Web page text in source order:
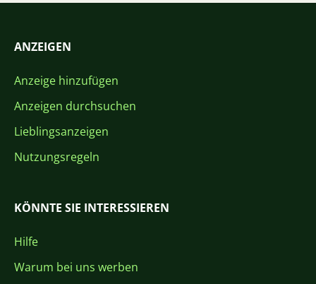
ANZEIGEN
Anzeige hinzufügen
Anzeigen durchsuchen
Lieblingsanzeigen
Nutzungsregeln
KÖNNTE SIE INTERESSIEREN
Hilfe
Warum bei uns werben